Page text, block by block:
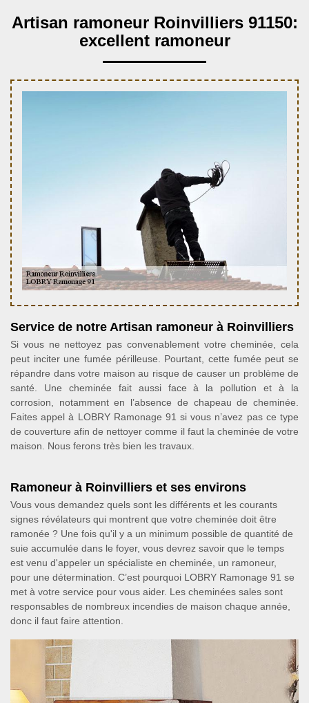
Artisan ramoneur Roinvilliers 91150:
excellent ramoneur
Service de notre Artisan ramoneur à Roinvilliers
Si vous ne nettoyez pas convenablement votre cheminée, cela
peut inciter une fumée périlleuse. Pourtant, cette fumée peut se
répandre dans votre maison au risque de causer un problème de
santé. Une cheminée fait aussi face à la pollution et à la
corrosion, notamment en l’absence de chapeau de cheminée.
Faites appel à LOBRY Ramonage 91 si vous n’avez pas ce type
de couverture afin de nettoyer comme il faut la cheminée de votre
maison. Nous ferons très bien les travaux.
Ramoneur à Roinvilliers et ses environs
Vous vous demandez quels sont les différents et les courants
signes révélateurs qui montrent que votre cheminée doit être
ramonée ? Une fois qu'il y a un minimum possible de quantité de
suie accumulée dans le foyer, vous devrez savoir que le temps
est venu d'appeler un spécialiste en cheminée, un ramoneur,
pour une détermination. C’est pourquoi LOBRY Ramonage 91 se
met à votre service pour vous aider. Les cheminées sales sont
responsables de nombreux incendies de maison chaque année,
donc il faut faire attention.